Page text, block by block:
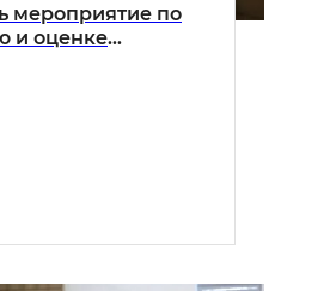
мероприятие по
и оценке
коррупционных
закупок